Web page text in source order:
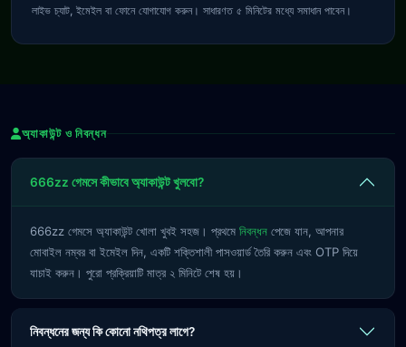
লাইভ চ্যাট, ইমেইল বা ফোনে যোগাযোগ করুন। সাধারণত ৫ মিনিটের মধ্যে সমাধান পাবেন।
অ্যাকাউন্ট ও নিবন্ধন
666zz গেমসে কীভাবে অ্যাকাউন্ট খুলবো?
666zz গেমসে অ্যাকাউন্ট খোলা খুবই সহজ। প্রথমে নিবন্ধন পেজে যান, আপনার
মোবাইল নম্বর বা ইমেইল দিন, একটি শক্তিশালী পাসওয়ার্ড তৈরি করুন এবং OTP দিয়ে
যাচাই করুন। পুরো প্রক্রিয়াটি মাত্র ২ মিনিটে শেষ হয়।
নিবন্ধনের জন্য কি কোনো নথিপত্র লাগে?